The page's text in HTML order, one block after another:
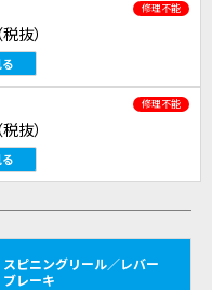
修理不能
（税抜）
修理不能
（税抜）
スピニングリール／レバー
ブレーキ